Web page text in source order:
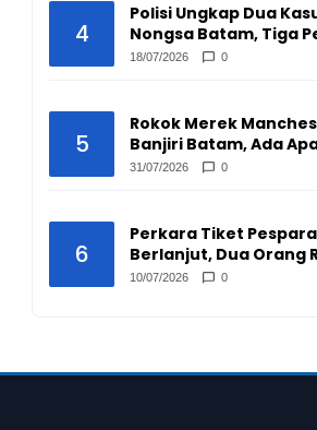
4
Polisi Ungkap Dua
Nongsa Batam, Tiga
18/07/2026 0
5
Rokok Merek
Banjiri Batam, Ada
Peredarannya?
31/07/2026 0
6
Perkara Tiket
Berlanjut, Dua Orang
Tersangka
10/07/2026 0